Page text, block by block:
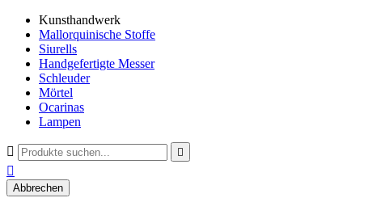
Kunsthandwerk
Mallorquinische Stoffe
Siurells
Handgefertigte Messer
Schleuder
Mörtel
Ocarinas
Lampen
 

Abbrechen